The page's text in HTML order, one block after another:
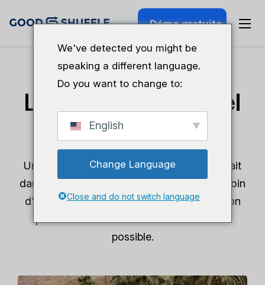
Démo gratuite
Location de matériel
de fête à Bristow
Une entreprise familiale de location se noyait
dans les tâches administratives et avait besoin
d'augmenter ses profits sans augmenter son
possible.
We've detected you might be
speaking a different language.
Do you want to change to:
English
Change Language
Close and do not switch language